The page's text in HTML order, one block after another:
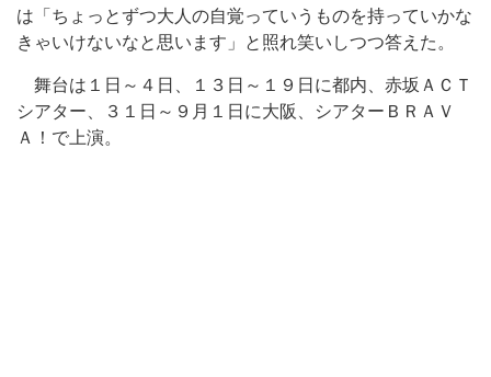
は「ちょっとずつ大人の自覚っていうものを持っていかな
きゃいけないなと思います」と照れ笑いしつつ答えた。
舞台は１日～４日、１３日～１９日に都内、赤坂ＡＣＴ
シアター、３１日～９月１日に大阪、シアターＢＲＡＶ
Ａ！で上演。